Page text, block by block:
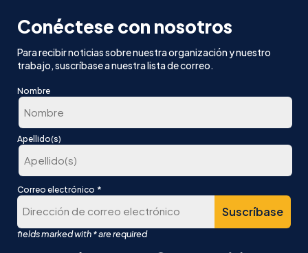
Conéctese con nosotros
Para recibir noticias sobre nuestra organización y nuestro
trabajo, suscríbase a nuestra lista de correo.
Nombre
En
lugar
Apellido(s)
Última
Correo electrónico *